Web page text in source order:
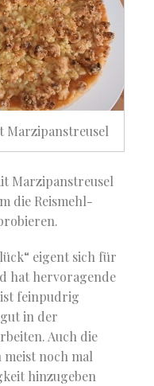
Marzipanstreusel
Marzipanstreusel
die Reismehl-
eigent sich für
hat hervoragende
ist feinpudrig
in der
Auch die
meist noch mal
hinzugeben